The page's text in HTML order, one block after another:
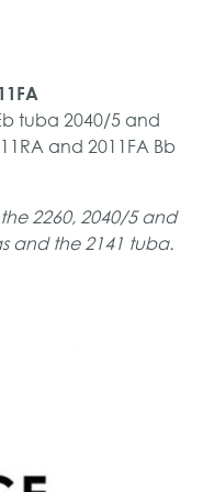
tuba 2040/5 and
and 2011FA Bb
2260, 2040/5 and
and the 2141 tuba.